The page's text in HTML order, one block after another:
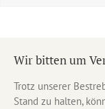
Wir bitten um
Trotz unserer
Stand zu halten,